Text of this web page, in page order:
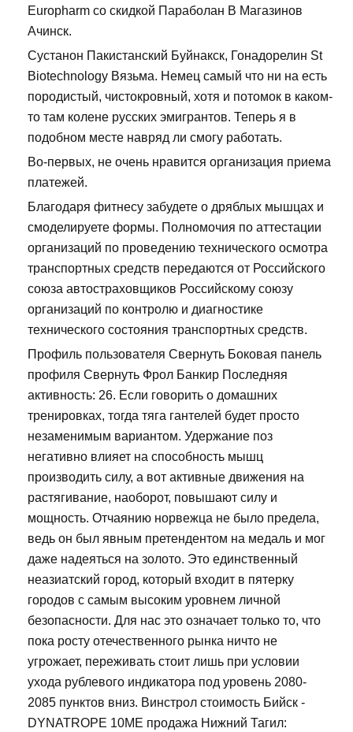
Europharm со скидкой Параболан В Магазинов
Ачинск.
Сустанон Пакистанский Буйнакск, Гонадорелин St
Biotechnology Вязьма. Немец самый что ни на есть
породистый, чистокровный, хотя и потомок в каком-
то там колене русских эмигрантов. Теперь я в
подобном месте навряд ли смогу работать.
Во-первых, не очень нравится организация приема
платежей.
Благодаря фитнесу забудете о дряблых мышцах и
смоделируете формы. Полномочия по аттестации
организаций по проведению технического осмотра
транспортных средств передаются от Российского
союза автостраховщиков Российскому союзу
организаций по контролю и диагностике
технического состояния транспортных средств.
Профиль пользователя Свернуть Боковая панель
профиля Свернуть Фрол Банкир Последняя
активность: 26. Если говорить о домашних
тренировках, тогда тяга гантелей будет просто
незаменимым вариантом. Удержание поз
негативно влияет на способность мышц
производить силу, а вот активные движения на
растягивание, наоборот, повышают силу и
мощность. Отчаянию норвежца не было предела,
ведь он был явным претендентом на медаль и мог
даже надеяться на золото. Это единственный
неазиатский город, который входит в пятерку
городов с самым высоким уровнем личной
безопасности. Для нас это означает только то, что
пока росту отечественного рынка ничто не
угрожает, переживать стоит лишь при условии
ухода рублевого индикатора под уровень 2080-
2085 пунктов вниз. Винстрол стоимость Бийск -
DYNATROPE 10ME продажа Нижний Тагил: